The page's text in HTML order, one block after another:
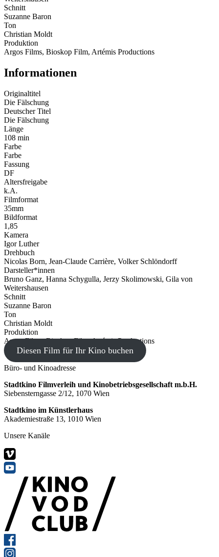
Schnitt
Suzanne Baron
Ton
Christian Moldt
Produktion
Argos Films, Bioskop Film, Artémis Productions
Informationen
Originaltitel
Die Fälschung
Deutscher Titel
Die Fälschung
Länge
108 min
Farbe
Farbe
Fassung
DF
Altersfreigabe
k.A.
Filmformat
35mm
Bildformat
1,85
Kamera
Igor Luther
Drehbuch
Nicolas Born, Jean-Claude Carrière, Volker Schlöndorff
Darsteller*innen
Bruno Ganz, Hanna Schygulla, Jerzy Skolimowski, Gila von
Weitershausen
Schnitt
Suzanne Baron
Ton
Christian Moldt
Produktion
Argos Films, Bioskop Film, Artémis Productions
Diesen Film für Ihr Kino buchen
Büro- und Kinoadresse
Stadtkino Filmverleih und Kinobetriebsgesellschaft m.b.H.
Siebensterngasse 2/12, 1070 Wien
Stadtkino im Künstlerhaus
Akademiestraße 13, 1010 Wien
Unsere Kanäle